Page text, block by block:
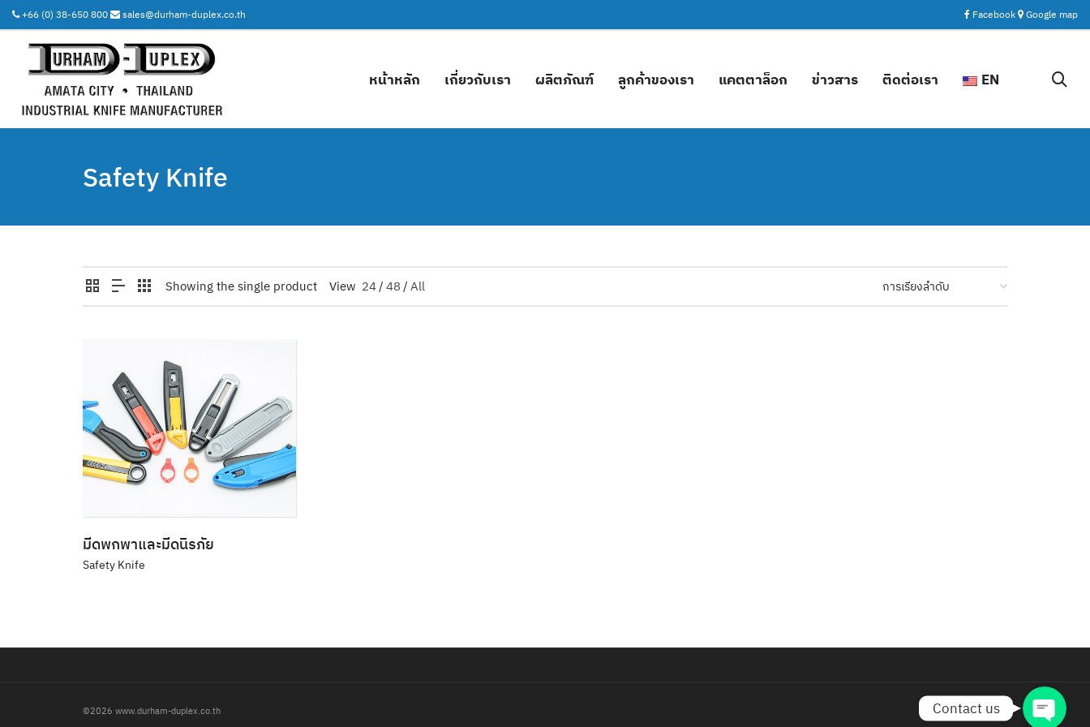
+66 (0) 38-650 800 sales@durham-duplex.co.th Facebook Google map
หน้าหลัก เกี่ยวกับเรา ผลิตภัณฑ์ ลูกค้าของเรา แคตตาล็อก ข่าวสาร ติดต่อเรา EN
Safety Knife
Showing the single product View 24/ 48 / All
มีดพกพาและมีดนิรภัย
Safety Knife
©2026 www.durham-duplex.co.th Contact us